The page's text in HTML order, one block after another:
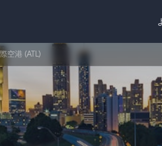
空港 (ATL)